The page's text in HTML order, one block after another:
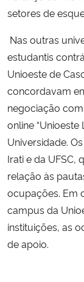
setores de
Nas outras
estudantis
Unioeste de
concordavam
negociação
online
Universidade.
Irati e da UFSC,
relação às
ocupações. Em
campus da
instituições, as
de apoio.